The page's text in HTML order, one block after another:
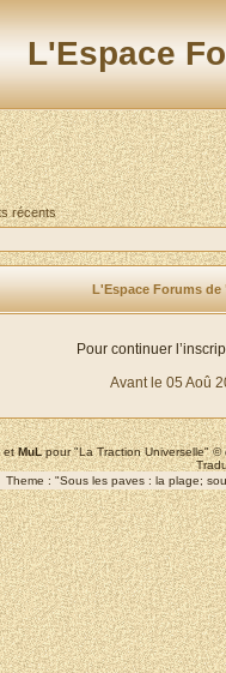
L'Espace
récents
L'Espace Forums
Pour continuer
Avant le 05 Aoû
etMuLpour "La Traction Universelle"
Theme : "Sous les paves : la plage;